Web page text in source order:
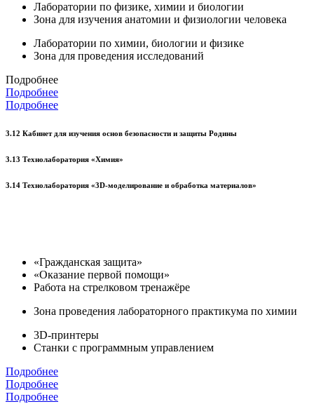
Лаборатории по физике, химии и биологии
Зона для изучения анатомии и физиологии человека
Лаборатории по химии, биологии и физике
Зона для проведения исследований
Подробнее
Подробнее
Подробнее
3.12 Кабинет для изучения основ безопасности и защиты Родины
3.13 Технолаборатория «Химия»
3.14 Технолаборатория «3D-моделирование и обработка материалов»
«Гражданская защита»
«Оказание первой помощи»
Работа на стрелковом тренажёре
Зона проведения лабораторного практикума по химии
3D-принтеры
Станки с программным управлением
Подробнее
Подробнее
Подробнее